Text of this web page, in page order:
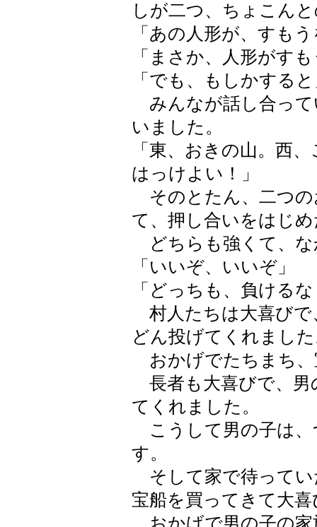
しが二つ、ちょこん
「あの人形が、すも
「まさか、人形がす
「でも、もしかする
みんなが話し合って
いました。
「東、おきの山。西
はっけよい！」
そのとたん、二つの
て、押し合いをはじ
どちらも強くて、な
「いいぞ、いいぞ」
「どっちも、負ける
村人たちは大喜びで
どん投げてくれまし
おかげでたちまち、
長者も大喜びで、男
てくれました。
こうして男の子は、
す。
そして家で待ってい
宝船を買ってきて大
おかげで男の子の家